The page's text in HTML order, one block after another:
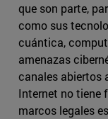
que son parte,
como sus
cuántica,
amenazas
canales abiertos
Internet no tiene
marcos legales